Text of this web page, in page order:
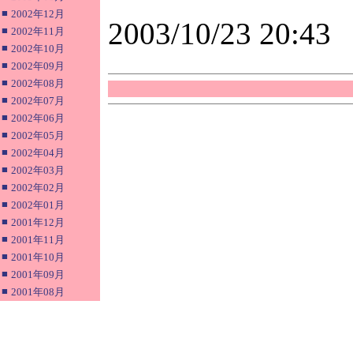
■ 2002年12月
■ 2002年11月
■ 2002年10月
■ 2002年09月
■ 2002年08月
■ 2002年07月
■ 2002年06月
■ 2002年05月
■ 2002年04月
■ 2002年03月
■ 2002年02月
■ 2002年01月
■ 2001年12月
■ 2001年11月
■ 2001年10月
■ 2001年09月
■ 2001年08月
2003/10/23 20:43